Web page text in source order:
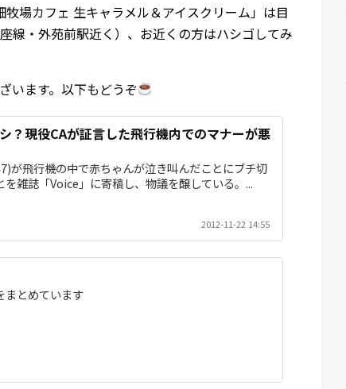
場カフェ 生キャラメル＆アイスクリーム」は目
線・外苑前駅近く）、お近くの方はハシゴしてみ
います。以下もどうぞ
？現役CAが証言した飛行機内でのマナーが悪
が飛行機の中で赤ちゃんが泣き叫んだことにブチ切
雑誌「Voice」に寄稿し、物議を醸している。...
2012-11-22 14:55
まとめています